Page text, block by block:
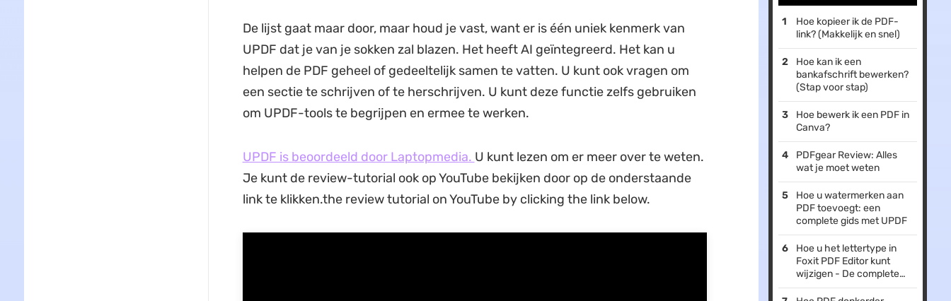
De lijst gaat maar door, maar houd je vast, want er is één uniek kenmerk van
UPDF dat je van je sokken zal blazen. Het heeft AI geïntegreerd. Het kan u
helpen de PDF geheel of gedeeltelijk samen te vatten. U kunt ook vragen om
een sectie te schrijven of te herschrijven. U kunt deze functie zelfs gebruiken
om UPDF-tools te begrijpen en ermee te werken.
UPDF is beoordeeld door Laptopmedia. U kunt lezen om er meer over te weten.
Je kunt de review-tutorial ook op YouTube bekijken door op de onderstaande
link te klikken.the review tutorial on YouTube by clicking the link below.
Hoe kopieer ik de PDF-
link? (Makkelijk en snel)
Hoe kan ik een
bankafschrift bewerken?
(Stap voor stap)
Hoe bewerk ik een PDF in
Canva?
PDFgear Review: Alles
wat je moet weten
Hoe u watermerken aan
PDF toevoegt: een
complete gids met UPDF
Hoe u het lettertype in
Foxit PDF Editor kunt
wijzigen - De complete
gids